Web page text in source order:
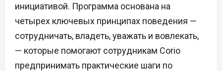
инициативой. Программа основана на
четырех ключевых принципах поведения —
сотрудничать, владеть, уважать и вовлекать,
— которые помогают сотрудникам Corio
предпринимать практические шаги по